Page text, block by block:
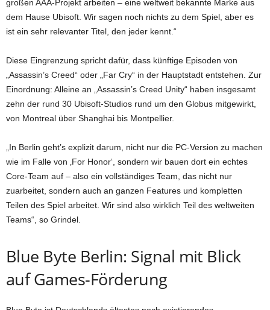
großen AAA-Projekt arbeiten – eine weltweit bekannte Marke aus
dem Hause Ubisoft. Wir sagen noch nichts zu dem Spiel, aber es
ist ein sehr relevanter Titel, den jeder kennt.“
Diese Eingrenzung spricht dafür, dass künftige Episoden von
„Assassin’s Creed“ oder „Far Cry“ in der Hauptstadt entstehen. Zur
Einordnung: Alleine an „Assassin’s Creed Unity“ haben insgesamt
zehn der rund 30 Ubisoft-Studios rund um den Globus mitgewirkt,
von Montreal über Shanghai bis Montpellier.
„In Berlin geht’s explizit darum, nicht nur die PC-Version zu machen
wie im Falle von ‚For Honor‘, sondern wir bauen dort ein echtes
Core-Team auf – also ein vollständiges Team, das nicht nur
zuarbeitet, sondern auch an ganzen Features und kompletten
Teilen des Spiel arbeitet. Wir sind also wirklich Teil des weltweiten
Teams“, so Grindel.
Blue Byte Berlin: Signal mit Blick
auf Games-Förderung